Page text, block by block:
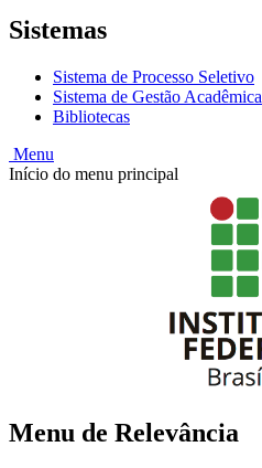
Sistemas
Sistema de Processo Seletivo
Sistema de Gestão Acadêmica
Bibliotecas
Menu
Início do menu principal
Menu de Relevância